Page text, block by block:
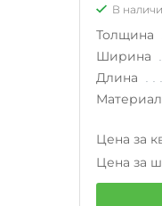
В
Толщина
Ширина
Длина
Материал
Цена за
Цена за